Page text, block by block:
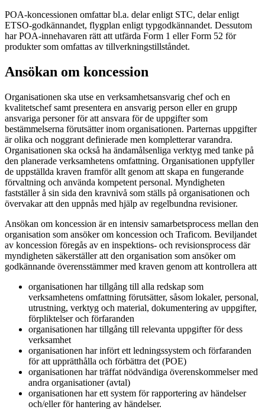
POA-koncessionen omfattar bl.a. delar enligt STC, delar enligt
ETSO-godkännandet, flygplan enligt typgodkännandet. Dessutom
har POA-innehavaren rätt att utfärda Form 1 eller Form 52 för
produkter som omfattas av tillverkningstillståndet.
Ansökan om koncession
Organisationen ska utse en verksamhetsansvarig chef och en
kvalitetschef samt presentera en ansvarig person eller en grupp
ansvariga personer för att ansvara för de uppgifter som
bestämmelserna förutsätter inom organisationen. Parternas uppgifter
är olika och noggrant definierade men kompletterar varandra.
Organisationen ska också ha ändamålsenliga verktyg med tanke på
den planerade verksamhetens omfattning. Organisationen uppfyller
de uppställda kraven framför allt genom att skapa en fungerande
förvaltning och använda kompetent personal. Myndigheten
fastställer å sin sida den kravnivå som ställs på organisationen och
övervakar att den uppnås med hjälp av regelbundna revisioner.
Ansökan om koncession är en intensiv samarbetsprocess mellan den
organisation som ansöker om koncession och Traficom. Beviljandet
av koncession föregås av en inspektions- och revisionsprocess där
myndigheten säkerställer att den organisation som ansöker om
godkännande överensstämmer med kraven genom att kontrollera att
organisationen har tillgång till alla redskap som
verksamhetens omfattning förutsätter, såsom lokaler, personal,
utrustning, verktyg och material, dokumentering av uppgifter,
förpliktelser och förfaranden
organisationen har tillgång till relevanta uppgifter för dess
verksamhet
organisationen har infört ett ledningssystem och förfaranden
för att upprätthålla och förbättra det (POE)
organisationen har träffat nödvändiga överenskommelser med
andra organisationer (avtal)
organisationen har ett system för rapportering av händelser
och/eller för hantering av händelser.